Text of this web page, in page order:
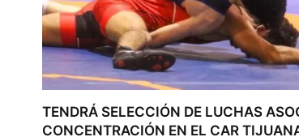
TENDRÁ SELECCIÓN DE LUCHAS
CONCENTRACIÓN EN EL CAR